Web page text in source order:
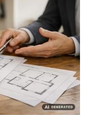
erkennen
und schützen
Lagen wie
an der Isar,
Anfragen
können.